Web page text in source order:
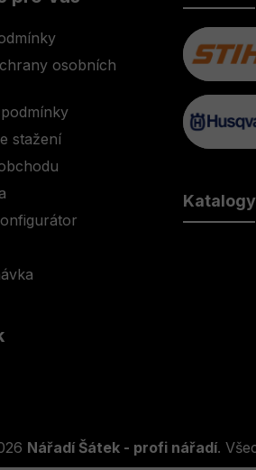
osobních
stažení
Nářadí Šátek - profi nářadí.